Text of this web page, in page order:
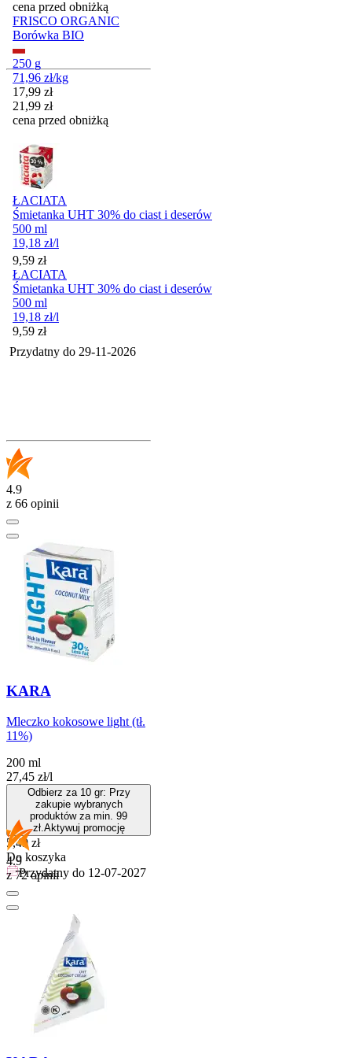
cena przed obniżką
FRISCO ORGANIC
Borówka BIO
250 g
71,96 zł/kg
Cena promocyjna
17,99 zł
21,99 zł
cena przed obniżką
ŁACIATA
Śmietanka UHT 30% do ciast i deserów
500 ml
19,18 zł/l
Cena
9,59 zł
ŁACIATA
Śmietanka UHT 30% do ciast i deserów
500 ml
19,18 zł/l
Cena
9,59 zł
Przydatny do 29-11-2026
4.9
z 66 opinii
KARA
Mleczko kokosowe light (tł.
11%)
200 ml
27,45 zł/l
Odbierz za 10 gr: Przy
zakupie wybranych
produktów za min. 99
zł.Aktywuj promocję
Cena
5,49 zł
Do koszyka
Przydatny do 12-07-2027
4.9
z 72 opinii